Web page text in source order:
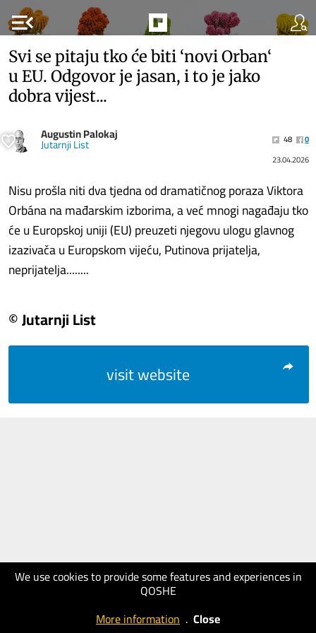
menu_open
We use cookies to provide some features and experiences in
QOSHE
More information . Close
Svi se pitaju tko će biti ‘novi Orban‘
u EU. Odgovor je jasan, i to je jako
dobra vijest...
Augustin Palokaj
Jutarnji List 48
0
23.04.2026
Nisu prošla niti dva tjedna od dramatičnog poraza Viktora
Orbán​a na mađarskim izborima, a već mnogi nagađaju tko
će u Europskoj uniji (EU) preuzeti njegovu ulogu glavnog
izazivača u Europskom vijeću, Putinova prijatelja,
neprijatelja........
© Jutarnji List
visit website